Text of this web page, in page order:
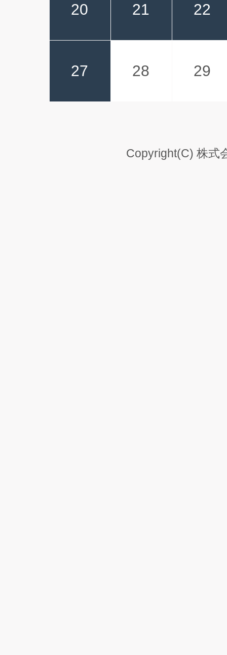
20 21 22
27 28 29
Copyright(C) 株式